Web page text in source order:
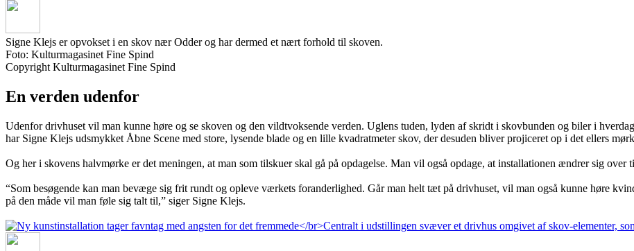
Signe Klejs er opvokset i en skov nær Odder og har dermed et nært forhold til skoven.
Foto: Kulturmagasinet Fine Spind
Copyright Kulturmagasinet Fine Spind
En verden udenfor
Udenfor drivhuset vil man kunne høre og se skoven og den vildtvoksende verden. Uglens tuden, lyden af skridt i skovbunden og biler i
har Signe Klejs udsmykket Åbne Scene med store, lysende blade og en lille kvadratmeter skov, der desuden bliver projiceret op i det ellers
Og her i skovens halvmørke er det meningen, at man som tilskuer skal gå på opdagelse. Man vil også opdage, at installationen ændrer sig over
“Som besøgende kan man bevæge sig frit rundt og opleve værkets foranderlighed. Går man helt tæt på drivhuset, vil man også kunne høre
på den måde vil man føle sig talt til,” siger Signe Klejs.